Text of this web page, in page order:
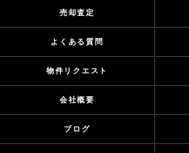
売却査定
よくある質問
物件リクエスト
会社概要
ブログ